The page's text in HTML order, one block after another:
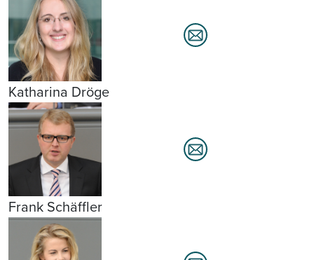
Katharina Dröge
Frank Schäffler